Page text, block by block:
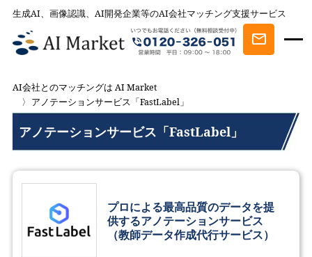
生成AI、画像認識、AI開発企業等のAI会社マッチング支援サービス
AI会社とのマッチングは AI Market
アノテーションサービス「FastLabel」
アノテーションサービス「FastLabel」
プロによる最高品質のデータを提
供するアノテーションサービス
（教師データ作成代行サービス）